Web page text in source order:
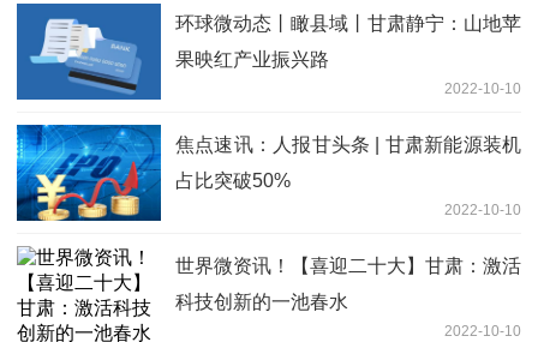
环球微动态丨瞰县域丨甘肃静宁：山地苹
果映红产业振兴路
2022-10-10
焦点速讯：人报甘头条 | 甘肃新能源装机
占比突破50%
2022-10-10
世界微资讯！【喜迎二十大】甘肃：激活
科技创新的一池春水
2022-10-10